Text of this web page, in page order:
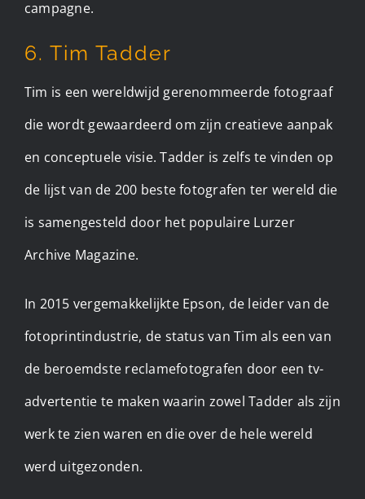
campagne.
6. Tim Tadder
Tim is een wereldwijd gerenommeerde fotograaf
die wordt gewaardeerd om zijn creatieve aanpak
en conceptuele visie. Tadder is zelfs te vinden op
de lijst van de 200 beste fotografen ter wereld die
is samengesteld door het populaire Lurzer
Archive Magazine.
In 2015 vergemakkelijkte Epson, de leider van de
fotoprintindustrie, de status van Tim als een van
de beroemdste reclamefotografen door een tv-
advertentie te maken waarin zowel Tadder als zijn
werk te zien waren en die over de hele wereld
werd uitgezonden.